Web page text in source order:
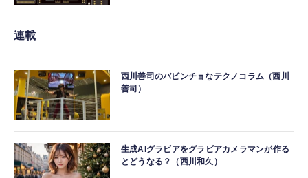
連載
西川善司のバビンチョなテクノコラム（西川
善司）
生成AIグラビアをグラビアカメラマンが作る
とどうなる？（西川和久）